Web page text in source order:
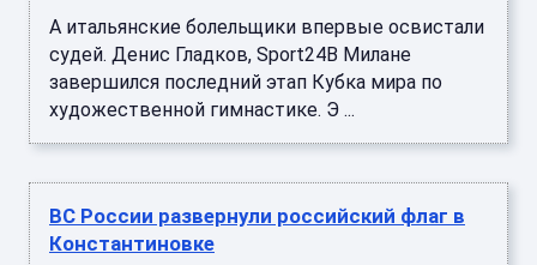
А итальянские болельщики впервые освистали
судей. Денис Гладков, Sport24В Милане
завершился последний этап Кубка мира по
художественной гимнастике. Э ...
ВС России развернули российский флаг в
Константиновке